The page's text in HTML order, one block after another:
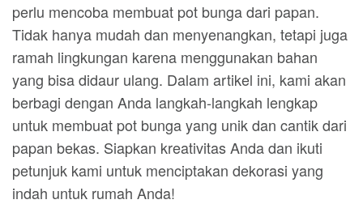
perlu mencoba membuat pot bunga dari papan.
Tidak hanya mudah dan menyenangkan, tetapi juga
ramah lingkungan karena menggunakan bahan
yang bisa didaur ulang. Dalam artikel ini, kami akan
berbagi dengan Anda langkah-langkah lengkap
untuk membuat pot bunga yang unik dan cantik dari
papan bekas. Siapkan kreativitas Anda dan ikuti
petunjuk kami untuk menciptakan dekorasi yang
indah untuk rumah Anda!